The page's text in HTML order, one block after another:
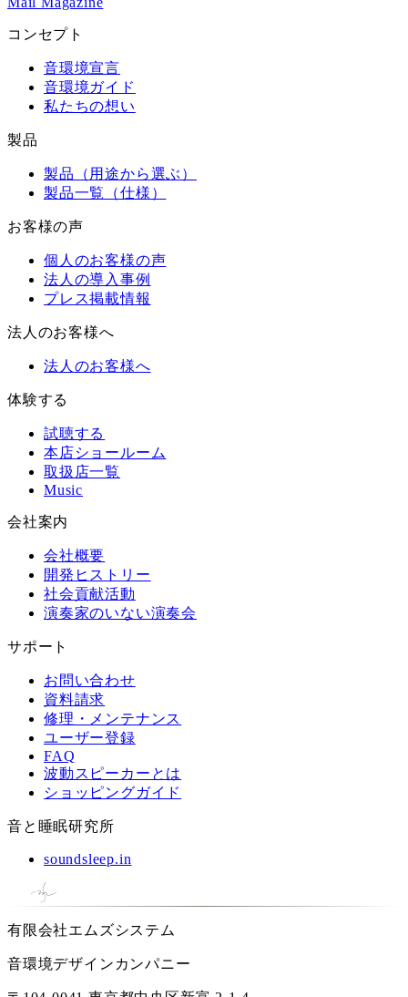
コンセプト
音環境宣言
音環境ガイド
私たちの想い
製品
製品（用途から選ぶ）
製品一覧（仕様）
お客様の声
個人のお客様の声
法人の導入事例
プレス掲載情報
法人のお客様へ
法人のお客様へ
体験する
試聴する
本店ショールーム
取扱店一覧
Music
会社案内
会社概要
開発ヒストリー
社会貢献活動
演奏家のいない演奏会
サポート
お問い合わせ
資料請求
修理・メンテナンス
ユーザー登録
FAQ
波動スピーカーとは
ショッピングガイド
音と睡眠研究所
soundsleep.in
有限会社エムズシステム
音環境デザインカンパニー